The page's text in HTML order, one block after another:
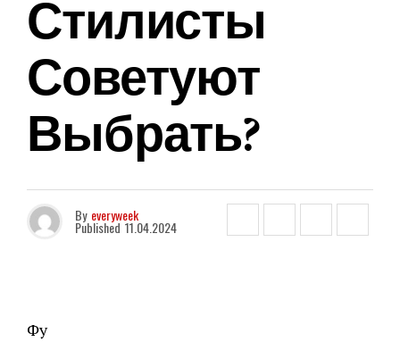
Стилисты
Советуют
Выбрать?
By everyweek
Published 11.04.2024
Фу